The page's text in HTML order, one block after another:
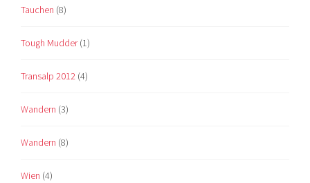
Tauchen (8)
Tough Mudder(1)
Transalp 2012 (4)
Wandern (3)
Wandern (8)
Wien (4)